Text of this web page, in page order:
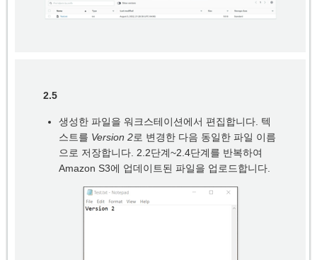
2.5
생성한 파일을 워크스테이션에서 편집합니다. 텍
스트를 Version 2로 변경한 다음 동일한 파일 이름
으로 저장합니다. 2.2단계~2.4단계를 반복하여
Amazon S3에 업데이트된 파일을 업로드합니다.